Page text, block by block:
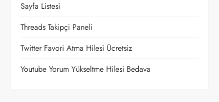
Sayfa Listesi
Threads Takipçi Paneli
Twitter Favori Atma Hilesi Ücretsiz
Youtube Yorum Yükseltme Hilesi Bedava